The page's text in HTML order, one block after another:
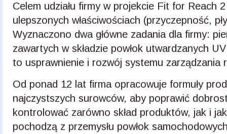
Celem udziału firmy w projekcie Fit for Reach
ulepszonych właściwościach (przyczepność,
Wyznaczono dwa główne zadania dla firmy:
zawartych w składzie powłok utwardzanych
to usprawnienie i rozwój systemu zarządzania
Od ponad 12 lat firma opracowuje formuły
najczystszych surowców, aby poprawić
kontrolować zarówno skład produktów, jak i
pochodzą z przemysłu powłok